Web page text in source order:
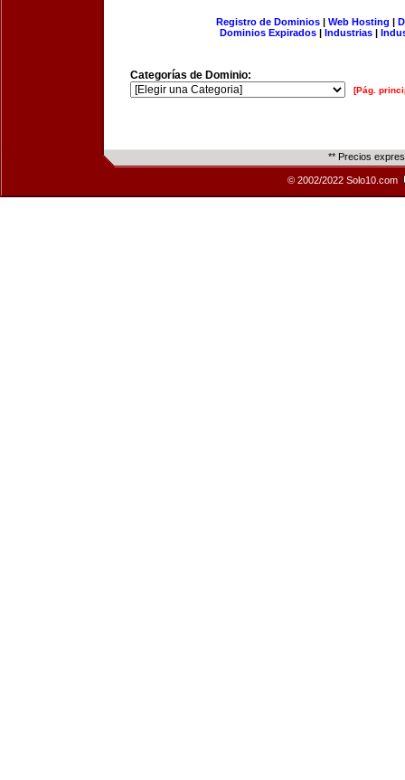
Registro de Dominios| Web Hosting |
Dominios Expirados | Industrias |
Categorías de Dominio:
[Pág.
** Precios
© 2002/2022 Solo10.com